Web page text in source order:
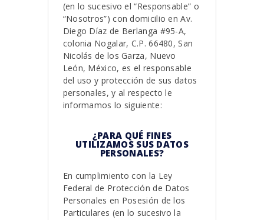
(en lo sucesivo el “Responsable” o
“Nosotros”) con domicilio en Av.
Diego Díaz de Berlanga #95-A,
colonia Nogalar, C.P. 66480, San
Nicolás de los Garza, Nuevo
León, México, es el responsable
del uso y protección de sus datos
personales, y al respecto le
informamos lo siguiente:
¿PARA QUÉ FINES
UTILIZAMOS SUS DATOS
PERSONALES?
En cumplimiento con la Ley
Federal de Protección de Datos
Personales en Posesión de los
Particulares (en lo sucesivo la